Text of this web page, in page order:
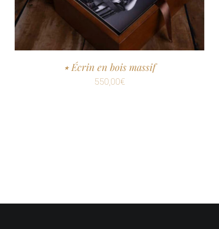
٭ Écrin en bois massif
550,00€